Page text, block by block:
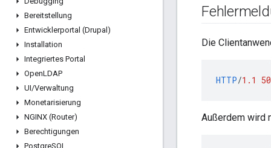
Bereitstellung
Entwicklerportal (Drupal)
Installation
Integriertes Portal
OpenLDAP
UI/Verwaltung
Monetarisierung
NGINX (Router)
Berechtigungen
PostgreSQL
Die
HTTP/1.1
Außerdem wird